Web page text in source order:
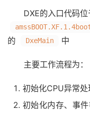
DXE的入口代码位
的 DxeMain 中
主要工作流程为：
初始化CPU异常处
初始化内存、事